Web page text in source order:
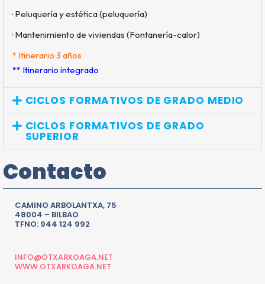
· Peluquería y estética (peluquería)
· Mantenimiento de viviendas (Fontanería-calor)
* Itinerario 3 años
** Itinerario integrado
CICLOS FORMATIVOS DE GRADO MEDIO
CICLOS FORMATIVOS DE GRADO
SUPERIOR
Contacto
CAMINO ARBOLANTXA, 75
48004 – BILBAO
TFNO: 944 124 992
INFO@OTXARKOAGA.NET
WWW.OTXARKOAGA.NET